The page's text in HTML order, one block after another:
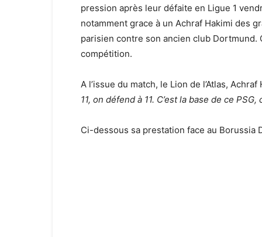
pression après leur défaite en Ligue 1
notamment grace à un Achraf Hakimi des
parisien contre son ancien club Dortmund.
compétition.
A l’issue du match, le Lion de l’Atlas,
11, on défend à 11. C’est la base de ce
Ci-dessous sa prestation face au Borussia